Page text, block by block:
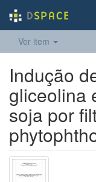
Ver item
Indução
gliceolina
soja por